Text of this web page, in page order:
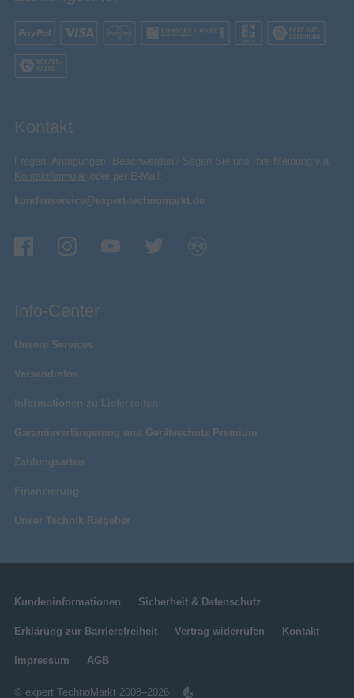
Kontakt
Fragen, Anregungen, Beschwerden? Sagen Sie uns Ihre Meinung via
Kontaktformular oder per E-Mail:
kundenservice@expert-technomarkt.de
Info-Center
Unsere Services
Versandinfos
Informationen zu Lieferzeiten
Garantieverlängerung und Geräteschutz Premium
Zahlungsarten
Finanzierung
Unser Technik-Ratgeber
Kundeninformationen Sicherheit & Datenschutz
Erklärung zur Barrierefreiheit Vertrag widerrufen Kontakt
Impressum AGB
© expert TechnoMarkt 2008–2026